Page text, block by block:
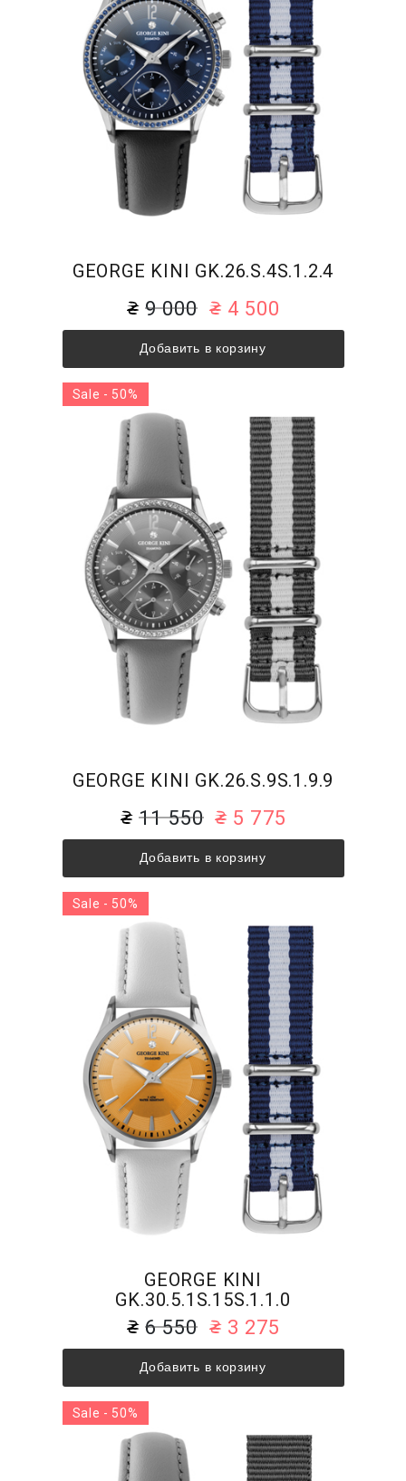
GEORGE KINI GK.26.S.4S.1.2.4
9 000 4 500
Добавить в корзину
GEORGE KINI GK.26.S.9S.1.9.9
11 550 5 775
Добавить в корзину
Sale - 50%
GEORGE KINI
GK.30.5.1S.15S.1.1.0
6 550 3 275
Добавить в корзину
Sale - 50%
Sale - 50%